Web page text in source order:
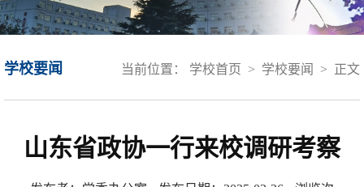
当前位置： 学校首页 > 学校要闻 > 正文
学校要闻
山东省政协一行来校调研考察